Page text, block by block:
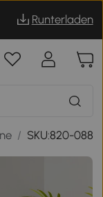
Runterladen
/ SKU:820-088